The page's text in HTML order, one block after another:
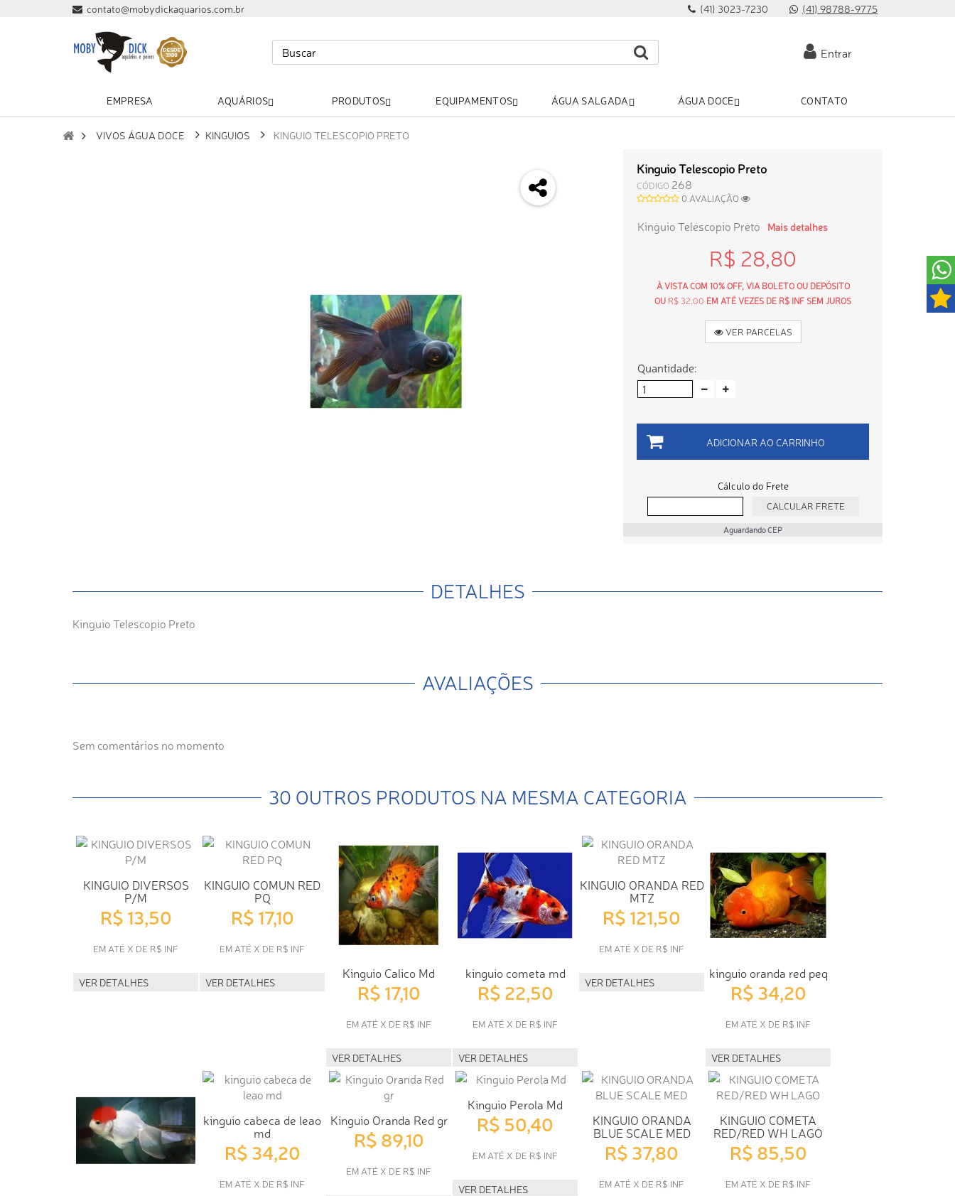
contato@mobydickaquarios.com.br (41) 3023-7230 (41) 98788-9775
Entrar
EMPRESA AQUÁRIOS PRODUTOS EQUIPAMENTOS ÁGUA SALGADA ÁGUA DOCE CONTATO
VIVOS ÁGUA DOCE KINGUIOS KINGUIO TELESCOPIO PRETO
Kinguio Telescopio Preto
CÓDIGO 268
0 AVALIAÇÃO
Kinguio Telescopio Preto Mais detalhes
R$ 28,80
À VISTA COM 10% OFF, VIA BOLETO OU DEPÓSITO
OU R$ 32,00 EM ATÉ VEZES DE R$ INF SEM JUROS
VER PARCELAS
Quantidade:
ADICIONAR AO CARRINHO
Cálculo do Frete
Aguardando CEP
DETALHES
Kinguio Telescopio Preto
AVALIAÇÕES
Sem comentários no momento
30 OUTROS PRODUTOS NA MESMA CATEGORIA
KINGUIO DIVERSOS
P/M
R$ 13,50
EM ATÉ X DE R$ INF
VER DETALHES
KINGUIO COMUN RED
PQ
R$ 17,10
EM ATÉ X DE R$ INF
VER DETALHES
Kinguio Calico Md
R$ 17,10
EM ATÉ X DE R$ INF
VER DETALHES
kinguio cometa md
R$ 22,50
EM ATÉ X DE R$ INF
VER DETALHES
KINGUIO ORANDA RED
MTZ
R$ 121,50
EM ATÉ X DE R$ INF
VER DETALHES
kinguio oranda red peq
R$ 34,20
EM ATÉ X DE R$ INF
VER DETALHES
kinguio cabeca de leao
md
R$ 34,20
EM ATÉ X DE R$ INF
Kinguio Oranda Red gr
R$ 89,10
EM ATÉ X DE R$ INF
Kinguio Perola Md
R$ 50,40
EM ATÉ X DE R$ INF
VER DETALHES
KINGUIO ORANDA
BLUE SCALE MED
R$ 37,80
EM ATÉ X DE R$ INF
KINGUIO COMETA
RED/RED WH LAGO
R$ 85,50
EM ATÉ X DE R$ INF